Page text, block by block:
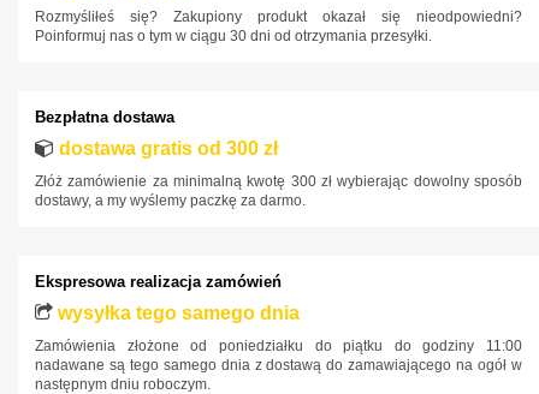
Nissan
Porsche
Renault
SAAB
Seat
Skoda
Rozmyśliłeś się? Zakupiony produkt okazał się nieodpowiedni?
Poinformuj nas o tym w ciągu 30 dni od otrzymania przesyłki.
Bezpłatna dostawa
dostawa gratis od 300 zł
Złóż zamówienie za minimalną kwotę 300 zł wybierając dowolny sposób
dostawy, a my wyślemy paczkę za darmo.
Ekspresowa realizacja zamówień
wysyłka tego samego dnia
Zamówienia złożone od poniedziałku do piątku do godziny 11:00
nadawane są tego samego dnia z dostawą do zamawiającego na ogół w
następnym dniu roboczym.